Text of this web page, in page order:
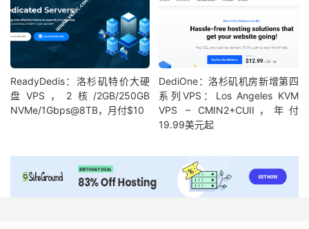
ReadyDedis：洛杉矶特价大硬
盘VPS，2核/2GB/250GB
NVMe/1Gbps@8TB，月付$10
DediOne：洛杉矶机房新增第四
系列VPS：Los Angeles KVM
VPS – CMIN2+CUII，年付
19.99美元起